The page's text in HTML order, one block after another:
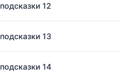
12
13
14